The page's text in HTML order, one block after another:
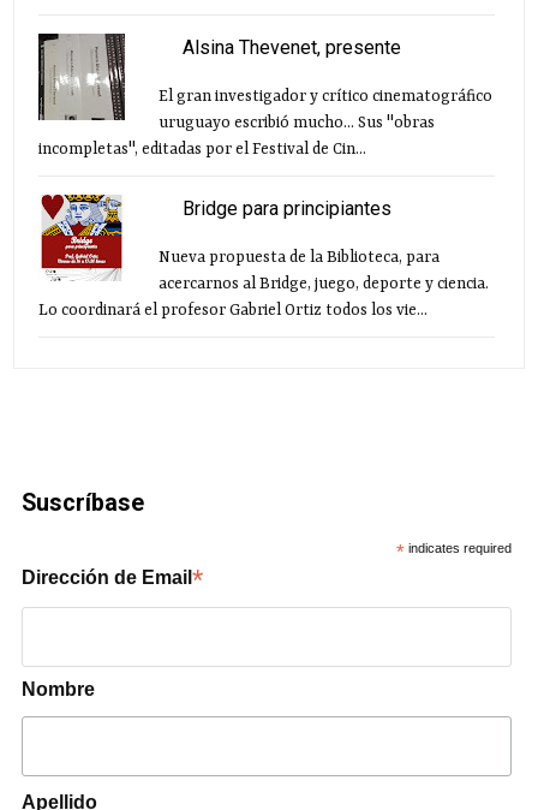
Alsina Thevenet, presente
El gran investigador y crítico cinematográfico
uruguayo escribió mucho... Sus "obras
incompletas", editadas por el Festival de Cin...
Bridge para principiantes
Nueva propuesta de la Biblioteca, para
acercarnos al Bridge, juego, deporte y ciencia.
Lo coordinará el profesor Gabriel Ortiz todos los vie...
Suscríbase
* indicates required
Dirección de Email*
Nombre
Apellido